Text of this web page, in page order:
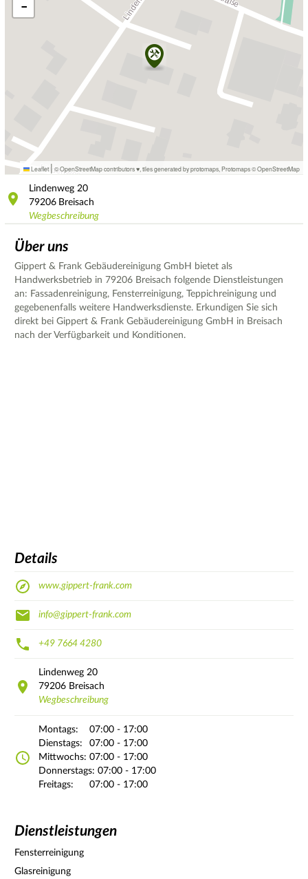
−
Leaflet | © OpenStreetMap contributors ♥, tiles generated by protomaps Protomaps©OpenStreetMap
Lindenweg 20
79206 Breisach
Wegbeschreibung
Über uns
Gippert & Frank Gebäudereinigung GmbH bietet als
Handwerksbetrieb in 79206 Breisach folgende Dienstleistungen
an: Fassadenreinigung, Fensterreinigung, Teppichreinigung und
gegebenenfalls weitere Handwerksdienste. Erkundigen Sie sich
direkt bei Gippert & Frank Gebäudereinigung GmbH in Breisach
nach der Verfügbarkeit und Konditionen.
Details
www.gippert-frank.com
info@gippert-frank.com
+49 7664 4280
Lindenweg 20
79206 Breisach
Wegbeschreibung
Montags:
07:00 - 17:00
Dienstags:
07:00 - 17:00
Mittwochs: 07:00 - 17:00
Donnerstags: 07:00 - 17:00
Freitags:
07:00 - 17:00
Dienstleistungen
Fensterreinigung
Glasreinigung